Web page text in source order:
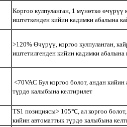
Коргоо кулпуланган, 1 мүнөткө өчүрүү
иштеткенден кийин кадимки абалына
>120% Өчүрүү, коргоо кулпуланган,
иштетилгенден кийин кадимки абалына
<70VAC Бул коргоо болот, андан кийин
түрдө калыбына келтирилет
TS1 позициясы> 105℃, ал коргоо
кийин автоматтык түрдө калыбына